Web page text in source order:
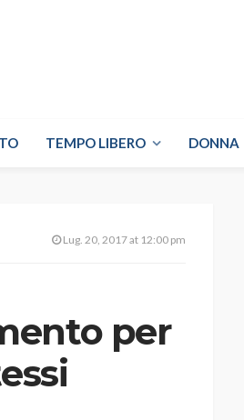
TEMPO LIBERO DONNA
Lug. 20, 2017 at 12:00 pm
per